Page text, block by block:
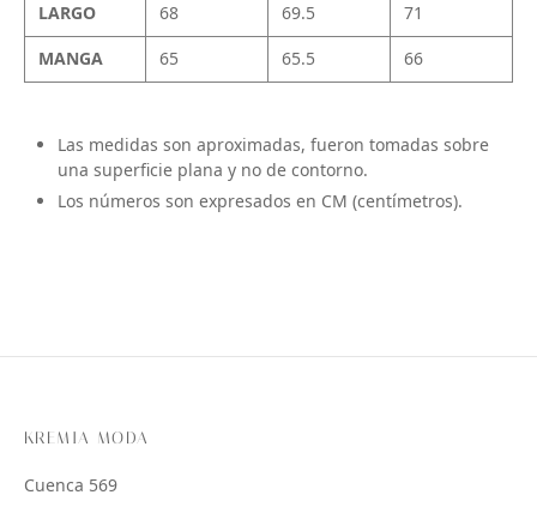
LARGO
68 69.5
71
MANGA
65 65.5 66
Las medidas son aproximadas, fueron tomadas sobre
una superficie plana y no de contorno.
Los números son expresados en CM (centímetros).
KREMIA MODA
Cuenca 569